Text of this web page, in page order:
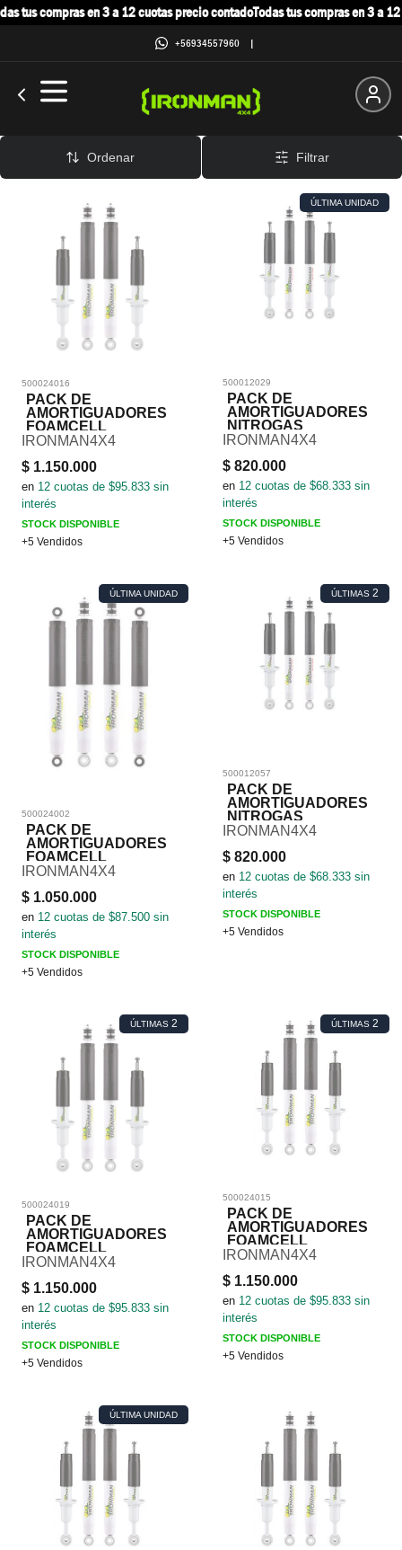
tus compras en 3 a 12 cuotas precio contadoTodas tus compras en 3 a 12
+56934557960 |
Pack de Amortiguadores
Ordenar Filtrar
500024016
PACK DE
AMORTIGUADORES
FOAMCELL
IRONMAN4X4
$ 1.150.000
en 12 cuotas de $95.833 sin
interés
STOCK DISPONIBLE
+5 Vendidos
ÚLTIMA UNIDAD
500012029
PACK DE
AMORTIGUADORES
NITROGAS
IRONMAN4X4
$ 820.000
en 12 cuotas de $68.333 sin
interés
STOCK DISPONIBLE
+5 Vendidos
ÚLTIMA UNIDAD
500024002
PACK DE
AMORTIGUADORES
FOAMCELL
IRONMAN4X4
$ 1.050.000
en 12 cuotas de $87.500 sin
interés
STOCK DISPONIBLE
+5 Vendidos
ÚLTIMAS 2
500012057
PACK DE
AMORTIGUADORES
NITROGAS
IRONMAN4X4
$ 820.000
en 12 cuotas de $68.333 sin
interés
STOCK DISPONIBLE
+5 Vendidos
ÚLTIMAS 2
500024019
PACK DE
AMORTIGUADORES
FOAMCELL
IRONMAN4X4
$ 1.150.000
en 12 cuotas de $95.833 sin
interés
STOCK DISPONIBLE
+5 Vendidos
ÚLTIMAS 2
500024015
PACK DE
AMORTIGUADORES
FOAMCELL
IRONMAN4X4
$ 1.150.000
en 12 cuotas de $95.833 sin
interés
STOCK DISPONIBLE
+5 Vendidos
ÚLTIMA UNIDAD